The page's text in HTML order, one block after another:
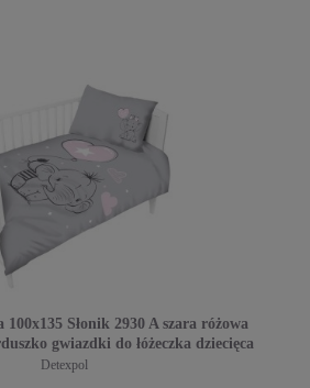
100x135 Słonik 2930 A szara różowa
gwiazdki do łóżeczka dziecięca
poszewka 40x60
Detexpol